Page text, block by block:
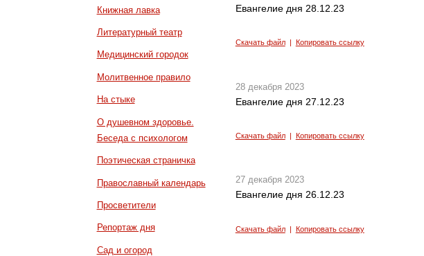
Книжная лавка
Литературный театр
Медицинский городок
Молитвенное правило
На стыке
О душевном здоровье.
Беседа с психологом
Поэтическая страничка
Православный календарь
Просветители
Репортаж дня
Сад и огород
Евангелие дня 28.12.23
Скачать файл| Копировать ссылку
28 декабря 2023
Евангелие дня 27.12.23
Скачать файл| Копировать ссылку
27 декабря 2023
Евангелие дня 26.12.23
Скачать файл| Копировать ссылку